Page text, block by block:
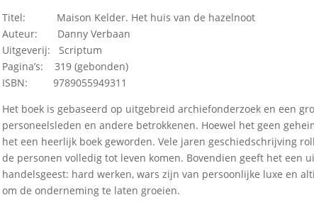
Titel: Maison Kelder. Het huis van de hazelnoot
Auteur: Danny Verbaan
Uitgeverij: Scriptum
Pagina’s: 319 (gebonden)
ISBN: 9789055949311
Het boek is gebaseerd op uitgebreid archiefonderzoek en een
personeelsleden en andere betrokkenen. Hoewel het geen
het een heerlijk boek geworden. Vele jaren geschiedschrijving
de personen volledig tot leven komen. Bovendien geeft het een
handelsgeest: hard werken, wars zijn van persoonlijke luxe en
om de onderneming te laten groeien.